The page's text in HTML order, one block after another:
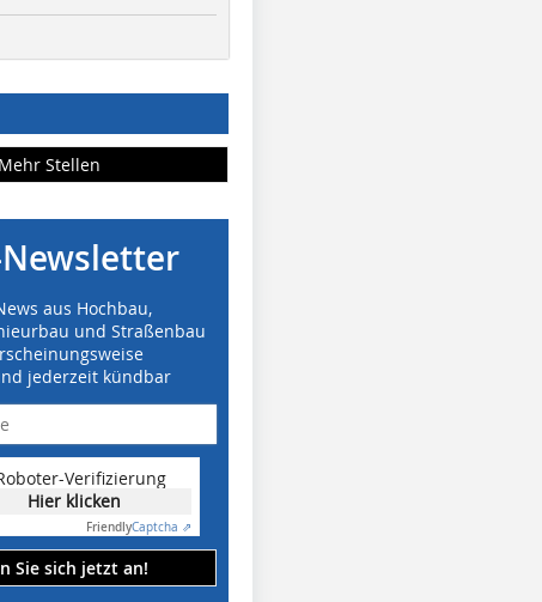
Mehr Stellen
Newsletter
aus Hochbau,
und Straßenbau
jederzeit kündbar
Verifizierung
Hier klicken
FriendlyCaptcha ⇗
Sie sich jetzt an!